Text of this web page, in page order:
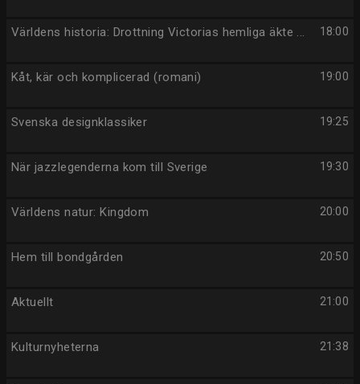
18:00
Världens historia: Drottning Victorias hemliga äkte ...
19:00
Kåt, kär och komplicerad (romani)
19:25
Svenska designklassiker
19:30
När jazzlegenderna kom till Sverige
20:00
Världens natur: Kingdom
20:50
Hem till bondgården
21:00
Aktuellt
21:38
Kulturnyheterna